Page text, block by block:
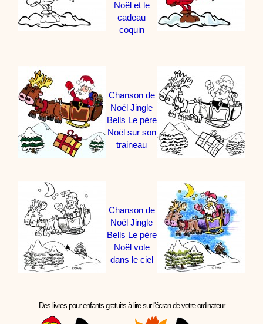
Noël et le
cadeau
coquin
Chanson de
Noël Jingle
Bells Le père
Noël sur son
traineau
Chanson de
Noël Jingle
Bells Le père
Noël vole
dans le ciel
Des livres pour enfants gratuits à lire sur l'écran de votre ordinateur